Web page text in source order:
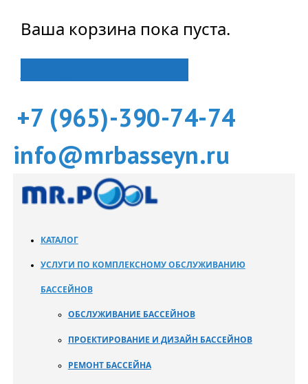
Ваша корзина пока пуста.
+7 (965)-390-74-74
info@mrbasseyn.ru
КАТАЛОГ
УСЛУГИ ПО КОМПЛЕКСНОМУ ОБСЛУЖИВАНИЮ
БАССЕЙНОВ
ОБСЛУЖИВАНИЕ БАССЕЙНОВ
ПРОЕКТИРОВАНИЕ И ДИЗАЙН БАССЕЙНОВ
РЕМОНТ БАССЕЙНА